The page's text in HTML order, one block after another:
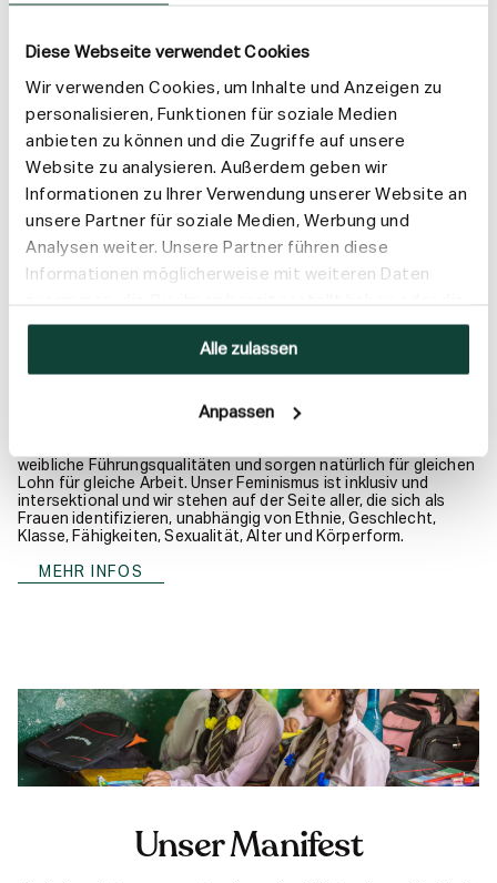
Diese Webseite verwendet Cookies
Wir verwenden Cookies, um Inhalte und Anzeigen zu
personalisieren, Funktionen für soziale Medien
anbieten zu können und die Zugriffe auf unsere
Website zu analysieren. Außerdem geben wir
Informationen zu Ihrer Verwendung unserer Website an
unsere Partner für soziale Medien, Werbung und
Analysen weiter. Unsere Partner führen diese
Informationen möglicherweise mit weiteren Daten
sie im Rahmen Ihrer Nutzung der Dienste gesammelt
Alle zulassen
Anpassen
Kampf für die Stärkung von
Frauen und Mädchen
Der Kampf für Gleichberechtigung liegt in unserer DNA, und das
weibliche Führungsqualitäten und sorgen natürlich für gleichen
Lohn für gleiche Arbeit. Unser Feminismus ist inklusiv und
intersektional und wir stehen auf der Seite aller, die sich als
Frauen identifizieren, unabhängig von Ethnie, Geschlecht,
Klasse, Fähigkeiten, Sexualität, Alter und Körperform.
MEHR INFOS
Unser Manifest